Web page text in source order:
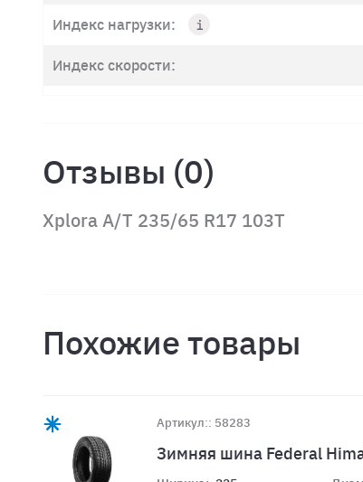
Индекс нагрузки:
Индекс скорости:
Отзывы (0)
Xplora A/T 235/65 R17 103T
Похожие товары
Артикул:: 58283
Зимняя шина Federal